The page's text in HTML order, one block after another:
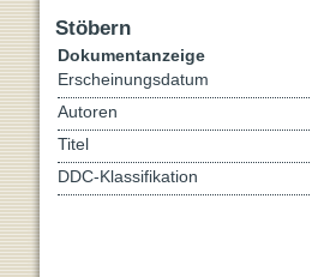
Stöbern
Dokumentanzeige
Erscheinungsdatum
Autoren
Titel
DDC-Klassifikation